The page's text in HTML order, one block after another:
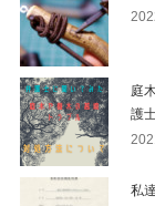
庭
護
私